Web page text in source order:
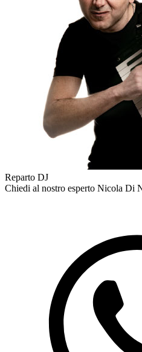
Reparto DJ
Chiedi al nostro esperto Nicola Di